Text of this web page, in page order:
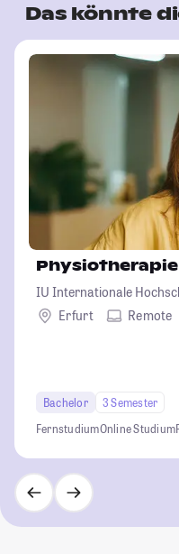
Das könnte
Physiotherapie
IU Internationale
Erfurt
Remote
Bachelor
3 Semester
FernstudiumOnline Studium